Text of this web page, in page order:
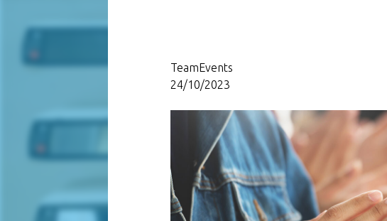
TeamEvents
24/10/2023